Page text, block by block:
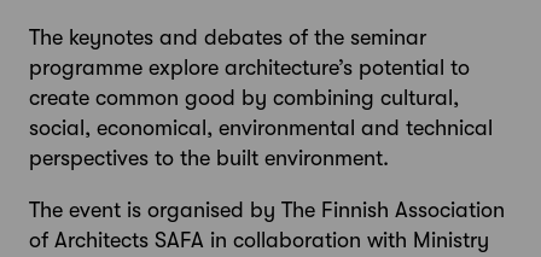
The keynotes and debates of the seminar
programme explore architecture’s potential to
create common good by combining cultural,
social, economical, environmental and technical
perspectives to the built environment.
The event is organised by The Finnish Association
of Architects SAFA in collaboration with Ministry